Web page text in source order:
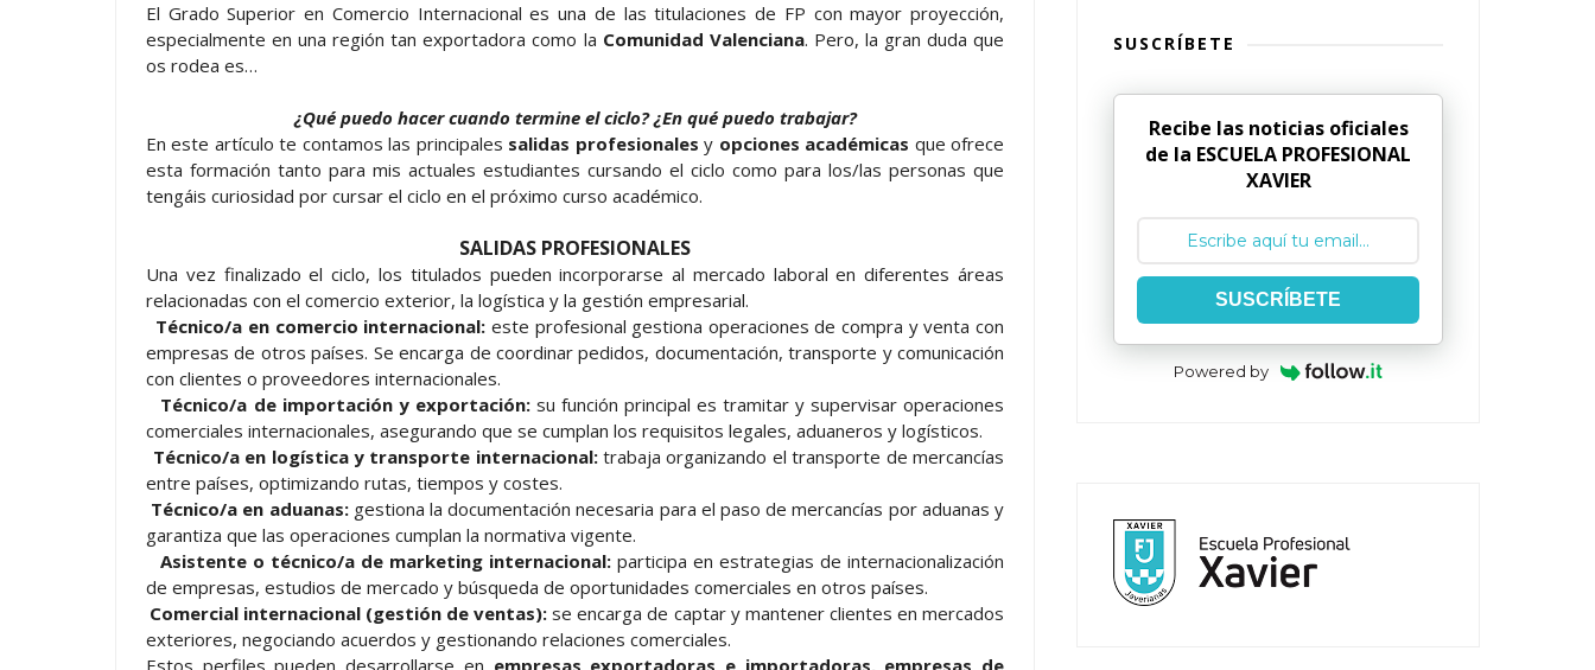
El Grado Superior en Comercio Internacional es una de las titulaciones de FP con mayor proyección,
especialmente en una región tan exportadora como la Comunidad Valenciana. Pero, la gran duda que
os rodea es…
¿Qué puedo hacer cuando termine el ciclo? ¿En qué puedo trabajar?
En este artículo te contamos las principales salidas profesionales y opciones académicas que ofrece
esta formación tanto para mis actuales estudiantes cursando el ciclo como para los/las personas que
tengáis curiosidad por cursar el ciclo en el próximo curso académico.
SALIDAS PROFESIONALES
Una vez finalizado el ciclo, los titulados pueden incorporarse al mercado laboral en diferentes áreas
relacionadas con el comercio exterior, la logística y la gestión empresarial.
Técnico/a en comercio internacional: este profesional gestiona operaciones de compra y venta con
empresas de otros países. Se encarga de coordinar pedidos, documentación, transporte y comunicación
con clientes o proveedores internacionales.
Técnico/a de importación y exportación: su función principal es tramitar y supervisar operaciones
comerciales internacionales, asegurando que se cumplan los requisitos legales, aduaneros y logísticos.
Técnico/a en logística y transporte internacional:trabaja organizando el transporte de mercancías
entre países, optimizando rutas, tiempos y costes.
Técnico/a en aduanas: gestiona la documentación necesaria para el paso de mercancías por aduanas y
garantiza que las operaciones cumplan la normativa vigente.
Asistente o técnico/a de marketing internacional: participa en estrategias de internacionalización
de empresas, estudios de mercado y búsqueda de oportunidades comerciales en otros países.
Comercial internacional (gestión de ventas):se encarga de captar y mantener clientes en mercados
exteriores, negociando acuerdos y gestionando relaciones comerciales.
Estos perfiles pueden desarrollarse en empresas exportadoras e importadoras, empresas de
SUSCRÍBETE
Recibe las noticias oficiales
de la ESCUELA PROFESIONAL
XAVIER
SUSCRÍBETE
Powered by